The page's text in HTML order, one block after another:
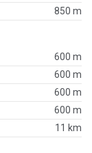
850 m
600 m
600 m
600 m
600 m
11 km